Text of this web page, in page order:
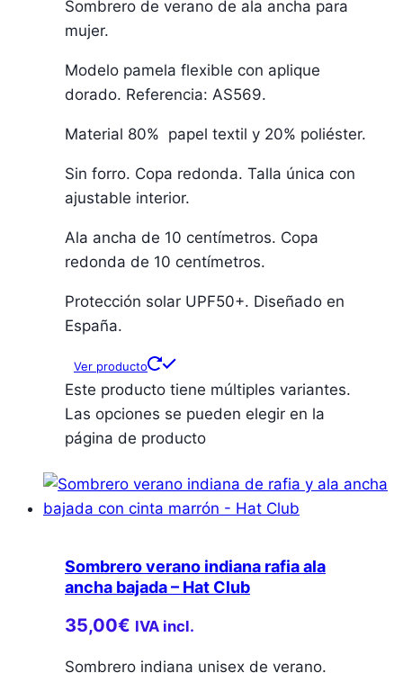
Sombrero de verano de ala ancha para
mujer.
Modelo pamela flexible con aplique
dorado. Referencia: AS569.
Material 80% papel textil y 20% poliéster.
Sin forro. Copa redonda. Talla única con
ajustable interior.
Ala ancha de 10 centímetros. Copa
redonda de 10 centímetros.
Protección solar UPF50+. Diseñado en
España.
Ver producto
Este producto tiene múltiples variantes.
Las opciones se pueden elegir en la
página de producto
Sombrero verano indiana rafia ala
ancha bajada – Hat Club
35,00€ IVA incl.
Sombrero indiana unisex de verano.